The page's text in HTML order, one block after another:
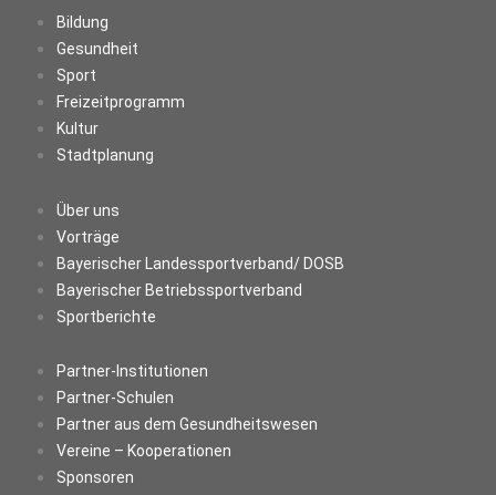
Bildung
Gesundheit
Sport
Freizeitprogramm
Kultur
Stadtplanung
Über uns
Vorträge
Bayerischer Landessportverband/ DOSB
Bayerischer Betriebssportverband
Sportberichte
Partner-Institutionen
Partner-Schulen
Partner aus dem Gesundheitswesen
Vereine – Kooperationen
Sponsoren